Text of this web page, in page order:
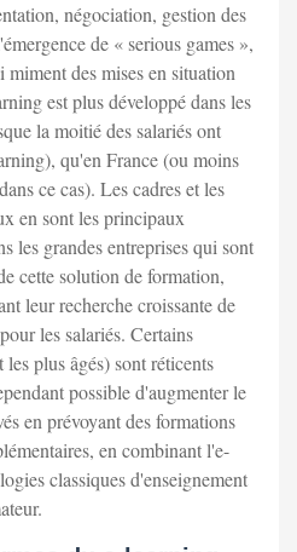
négociation, gestion des
de « serious games »,
des mises en situation
est plus développé dans les
la moitié des salariés ont
qu'en France (ou moins
ce cas). Les cadres et les
en sont les principaux
les grandes entreprises qui sont
cette solution de formation,
leur recherche croissante de
les salariés. Certains
plus âgés) sont réticents
possible d'augmenter le
en prévoyant des formations
en combinant l'e-
classiques d'enseignement